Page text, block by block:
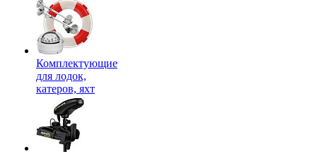
Комплектующие
для лодок,
катеров, яхт